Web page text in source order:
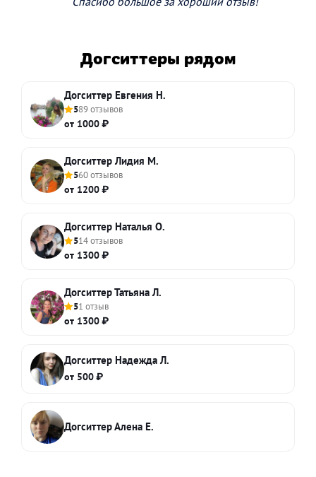
Догситтеры рядом
Догситтер Евгения Н.
589 отзывов
от 1000 ₽
Догситтер Лидия М.
560 отзывов
от 1200 ₽
Догситтер Наталья О.
514 отзывов
от 1300 ₽
Догситтер Татьяна Л.
51 отзыв
от 1300 ₽
Догситтер Надежда Л.
от 500 ₽
Догситтер Алена Е.